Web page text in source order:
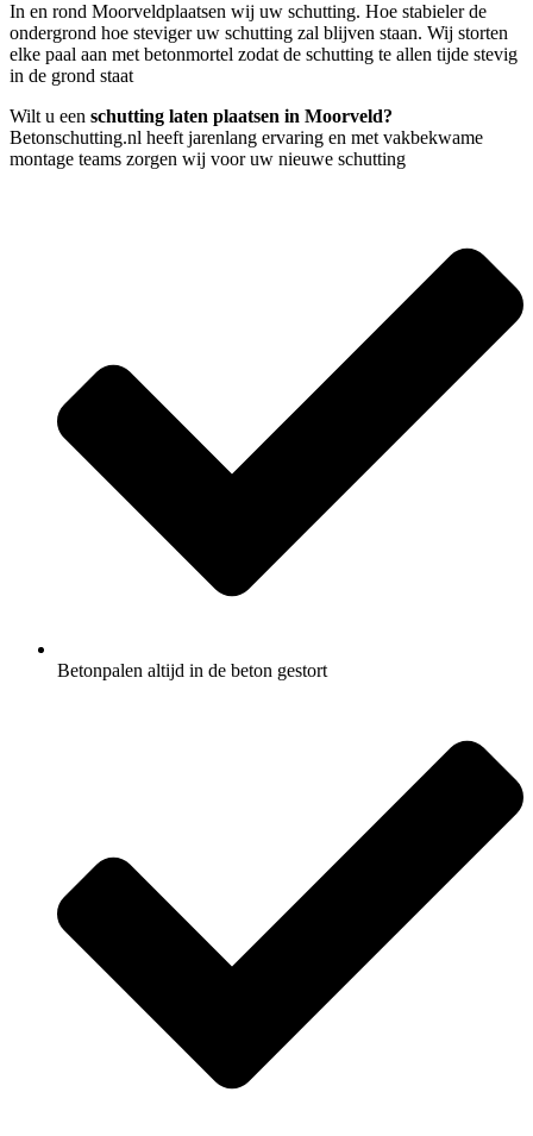
In en rond Moorveldplaatsen wij uw schutting. Hoe stabieler de
ondergrond hoe steviger uw schutting zal blijven staan. Wij storten
elke paal aan met betonmortel zodat de schutting te allen tijde stevig
in de grond staat
Wilt u een schutting laten plaatsen in Moorveld?
Betonschutting.nl heeft jarenlang ervaring en met vakbekwame
montage teams zorgen wij voor uw nieuwe schutting
Betonpalen altijd in de beton gestort